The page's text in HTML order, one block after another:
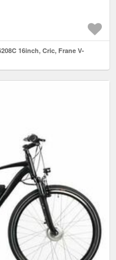
16inch, Cric, Frane V-